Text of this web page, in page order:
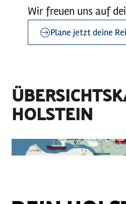
Wir freuen uns auf
Plane jetzt deine
HOLSTEIN